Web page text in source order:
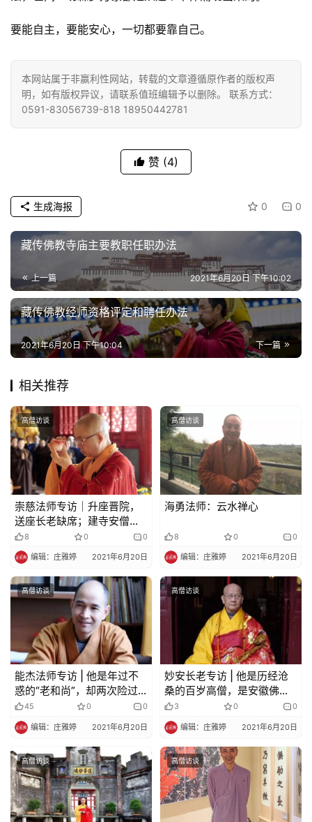
资
讯
八
点
僧
音
谈
心
菩
提
专
题
公
慈
善
佛
教
人
物
寺
院
巡
视
频
纪
录
佛
教
艺
术
登录 注册
要能自主，要能安心，一切都要靠自己。
本网站属于非赢利性网站，转载的文章遵循原作者的版权声
明，如有版权异议，请联系值班编辑予以删除。 联系方式：
0591-83056739-818 18950442781
赞 (4)
0 0
生成海报
藏传佛教寺庙主要教职任职办法
上一篇 2021年6月20日 下午10:02
藏传佛教经师资格评定和聘任办法
下一篇
2021年6月20日 下午10:04
相关推荐
高僧访谈
崇慈法师专访｜升座晋院，
送座长老缺席；建寺安僧，
他倡导开心学佛；他说自己
就是给佛陀看山门的
8 0 0
编辑：庄雅婷 2021年6月20日
高僧访谈
海勇法师：云水禅心
8 0 0
编辑：庄雅婷 2021年6月20日
高僧访谈
能杰法师专访 | 他是年过不
惑的“老和尚”，却两次险过
鬼门关，看破生死轮回……
45 0 0
编辑：庄雅婷 2021年6月20日
高僧访谈
妙安长老专访 | 他是历经沧
桑的百岁高僧，是安徽佛教
重兴的“国宝”会长，却一世
随性自在，来去自由
3 0 0
编辑：庄雅婷 2021年6月20日
高僧访谈 高僧访谈